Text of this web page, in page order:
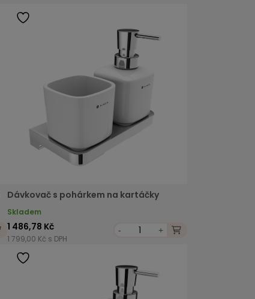
Dávkovač s pohárkem na kartáčky
Skladem
1 486,78 Kč
1 799,00 Kč s DPH
- +